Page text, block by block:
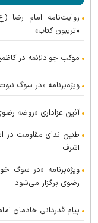
روایت‌نامه امام رضا
«تریبون کتاب»
موکب جوادلائمه در
ویژه‌برنامه «در سوگ
آئین عزاداری «روضه
طنین ندای مقاومت در
اشرف
ویژه‌برنامه «در سوگ
رضوی برگزار می‌شود
پیام قدردانی خادمان